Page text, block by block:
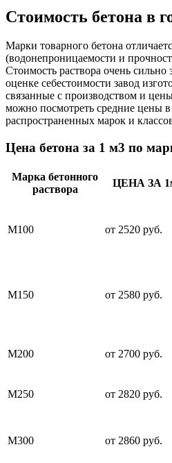
Стоимость бетона в
Марки товарного бетона
(водонепроницаемости и
Стоимость раствора очень
оценке себестоимости завод
связанные с производством и
можно посмотреть средние цены
распространенных марок и
Цена бетона за 1 м3 по
Марка бетонного
раствора
ЦЕНА ЗА
М100 от 2520 руб.
М150 от 2580 руб.
М200 от 2700 руб.
М250
от 2820 руб.
М300 от 2860 руб.